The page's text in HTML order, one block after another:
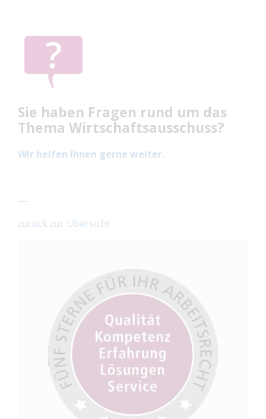
Sie haben Fragen rund um das
Thema Wirtschaftsausschuss?
Wir helfen Ihnen gerne weiter.
—
zurück zur Übersicht